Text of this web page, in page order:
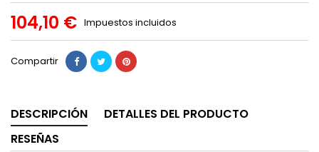
104,10 € Impuestos incluidos
Compartir
DESCRIPCIÓN
DETALLES DEL PRODUCTO
RESEÑAS